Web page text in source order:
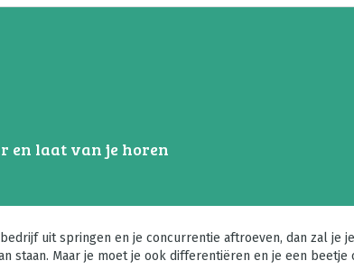
en laat van je horen
uit springen en je concurrentie aftroeven, dan zal je
staan. Maar je moet je ook differentiëren en je een